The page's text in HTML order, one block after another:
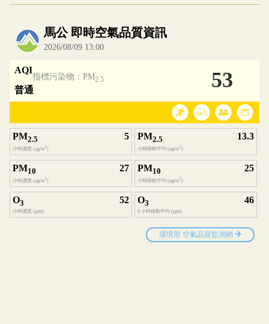
內嵌空氣品質小工具為視覺預覽，完整即時空